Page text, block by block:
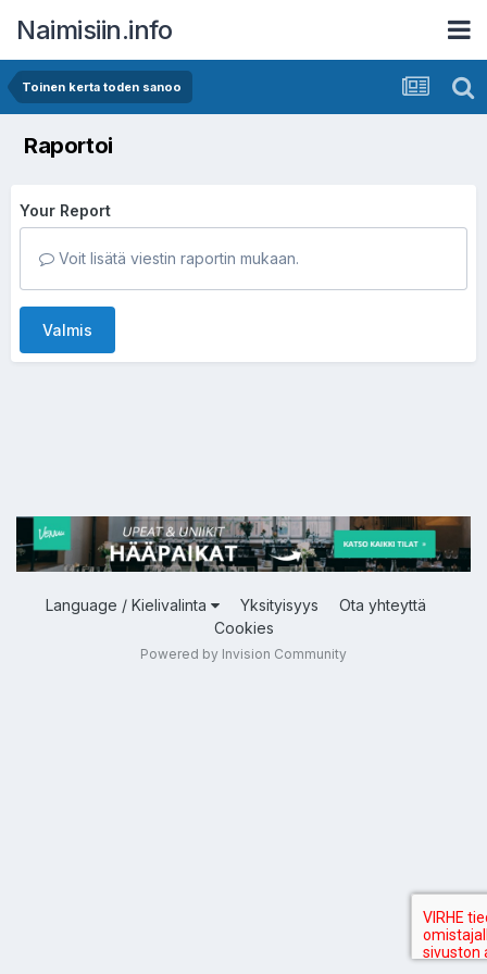
Naimisiin.info
Toinen kerta toden sanoo
Raportoi
Your Report
Voit lisätä viestin raportin mukaan.
Valmis
Language / Kielivalinta Yksityisyys
Ota yhteyttä
Cookies
Powered by Invision Community